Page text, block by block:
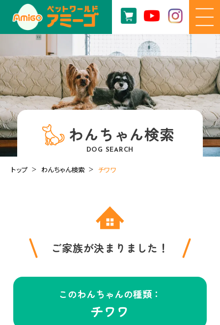
わんちゃん検索
DOG SEARCH
トップ わんちゃん検索 チワワ
ご家族が決まりました！
このわんちゃんの種類：
チワワ